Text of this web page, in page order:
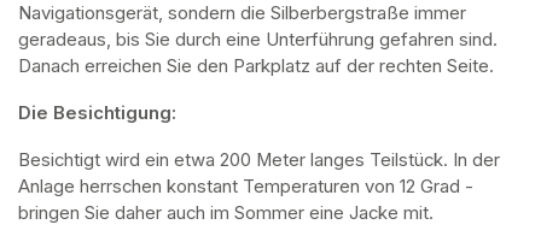
Navigationsgerät, sondern die Silberbergstraße immer
geradeaus, bis Sie durch eine Unterführung gefahren sind.
Danach erreichen Sie den Parkplatz auf der rechten Seite.
Die Besichtigung:
Besichtigt wird ein etwa 200 Meter langes Teilstück. In der
Anlage herrschen konstant Temperaturen von 12 Grad -
bringen Sie daher auch im Sommer eine Jacke mit.